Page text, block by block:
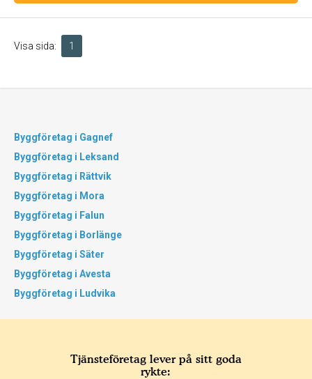
Visa sida: 1
Byggföretag i Gagnef
Byggföretag i Leksand
Byggföretag i Rättvik
Byggföretag i Mora
Byggföretag i Falun
Byggföretag i Borlänge
Byggföretag i Säter
Byggföretag i Avesta
Byggföretag i Ludvika
Tjänsteföretag lever på sitt goda
rykte: